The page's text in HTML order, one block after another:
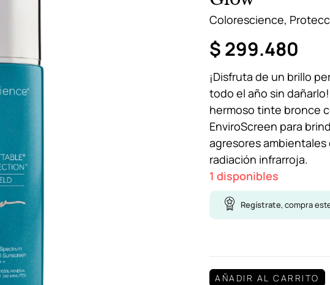
Colorescience,
$299.480
¡Disfruta de un brillo
todo el año sin
hermoso tinte bronce
EnviroScreen para
agresores ambientales
radiación infrarroja.
1 disponibles
Regístrate, compra
AÑADIR AL CARRITO